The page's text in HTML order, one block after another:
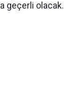
geçerli olacak.